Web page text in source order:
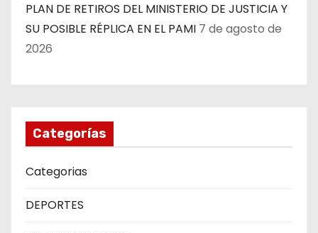
PLAN DE RETIROS DEL MINISTERIO DE JUSTICIA Y
SU POSIBLE RÉPLICA EN EL PAMI 7 de agosto de
2026
Categorías
Categorias
DEPORTES